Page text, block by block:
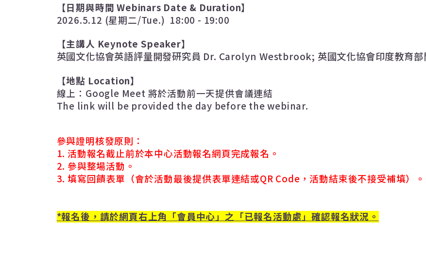
【日期與時間 Webinars Date & Duration】
2026.5.12 (星期二/Tue.) 18:00 - 19:00
【主講人 Keynote Speaker】
英國文化協會英語評量開發研究員 Dr. Carolyn Westbrook; 英國文化協會印度教育
【地點 Location】
線上 ： Google Meet 將於活動前一天提供會議連結
The link will be provided the day before the webinar.
參與證明核發原則：
1. 活動報名截止前於本中心活動報名網頁完成報名。
2. 參與整場活動。
3. 填寫回饋表單（會於活動最後提供表單連結或QR Code ，活動結束後不接受補填）。
*報名後，請於網頁右上角「會員中心」之「已報名活動處」確認報名狀況。